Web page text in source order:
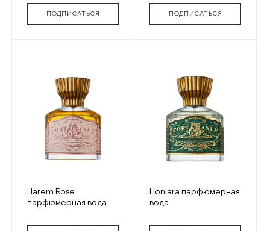
ПОДПИСАТЬСЯ ПОДПИСАТЬСЯ
Harem Rose
парфюмерная вода
Honiara парфюмерная
вода